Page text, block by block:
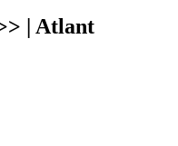
| Atlant